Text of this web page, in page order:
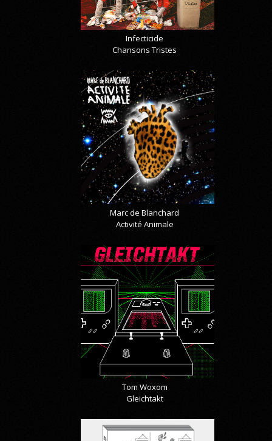
Infecticide
Chansons Tristes
Marc de Blanchard
Activité Animale
Tom Woxom
Gleichtakt